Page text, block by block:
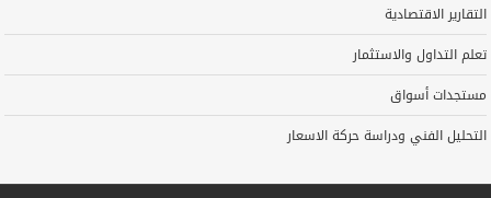
التقارير الاقتصادية
تعلم التداول والاستثمار
مستجدات أسواق
التحليل الفني ودراسة حركة الاسعار